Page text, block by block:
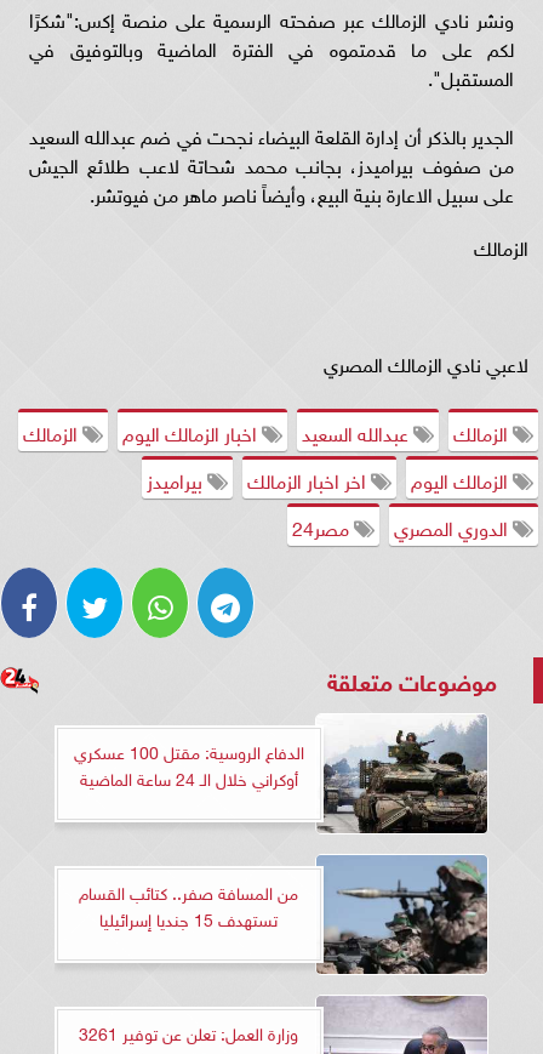
ونشر نادي الزمالك عبر صفحته الرسمية على منصة إكس:"شكرًا
لكم على ما قدمتموه في الفترة الماضية وبالتوفيق في
المستقبل".
الجدير بالذكر أن إدارة القلعة البيضاء نجحت في ضم عبدالله السعيد
من صفوف بيراميدز، بجانب محمد شحاتة لاعب طلائع الجيش
على سبيل الاعارة بنية البيع، وأيضاً ناصر ماهر من فيوتشر.
الزمالك
لاعبي نادي الزمالك المصري
الزمالك عبدالله السعيد اخبار الزمالك اليوم
الزمالك
الزمالك اليوم
اخر اخبار الزمالك
بيراميدز
الدوري المصري
مصر24
موضوعات متعلقة
الدفاع الروسية: مقتل 100 عسكري
أوكراني خلال الـ 24 ساعة الماضية
من المسافة صفر.. كتائب القسام
تستهدف 15 جنديا إسرائيليا
وزارة العمل: تعلن عن توفير 3261